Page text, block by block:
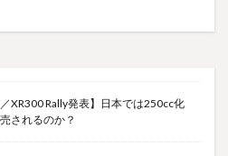
XR300 Rally発表】日本では250cc化
されるのか？